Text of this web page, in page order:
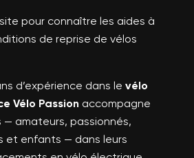
pour connaître les aides à
de reprise de vélos
d’expérience dans le vélo
Vélo Passion accompagne
— amateurs, passionnés,
et enfants — dans leurs